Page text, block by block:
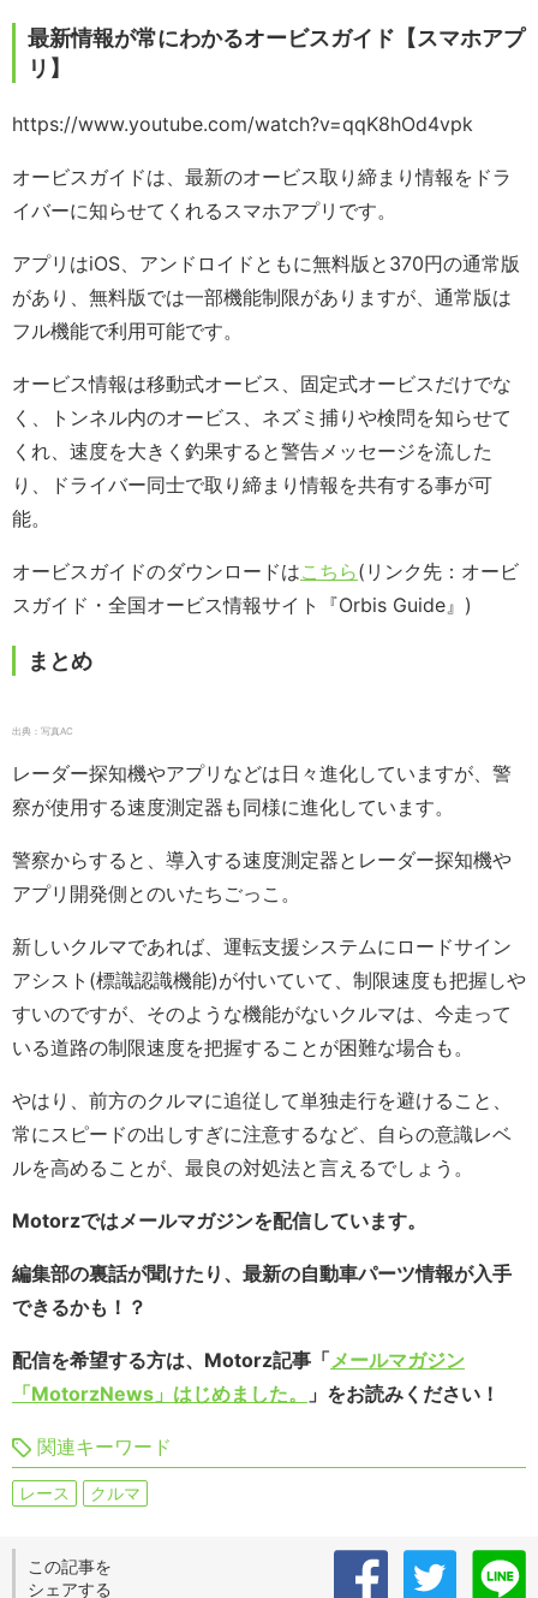
最新情報が常にわかるオービスガイド【スマホアプ
リ】
https://www.youtube.com/watch?v=qqK8hOd4vpk
オービスガイドは、最新のオービス取り締まり情報をドラ
イバーに知らせてくれるスマホアプリです。
アプリはiOS、アンドロイドともに無料版と370円の通常版
があり、無料版では一部機能制限がありますが、通常版は
フル機能で利用可能です。
オービス情報は移動式オービス、固定式オービスだけでな
く、トンネル内のオービス、ネズミ捕りや検問を知らせて
くれ、速度を大きく釣果すると警告メッセージを流した
り、ドライバー同士で取り締まり情報を共有する事が可
能。
オービスガイドのダウンロードはこちら(リンク先：オービ
スガイド・全国オービス情報サイト『Orbis Guide』)
まとめ
出典：写真AC
レーダー探知機やアプリなどは日々進化していますが、警
察が使用する速度測定器も同様に進化しています。
警察からすると、導入する速度測定器とレーダー探知機や
アプリ開発側とのいたちごっこ。
新しいクルマであれば、運転支援システムにロードサイン
アシスト(標識認識機能)が付いていて、制限速度も把握しや
すいのですが、そのような機能がないクルマは、今走って
いる道路の制限速度を把握することが困難な場合も。
やはり、前方のクルマに追従して単独走行を避けること、
常にスピードの出しすぎに注意するなど、自らの意識レベ
ルを高めることが、最良の対処法と言えるでしょう。
Motorzではメールマガジンを配信しています。
編集部の裏話が聞けたり、最新の自動車パーツ情報が入手
できるかも！？
配信を希望する方は、Motorz記事「メールマガジン
「MotorzNews」はじめました。
」をお読みください！
関連キーワード
レース クルマ
この記事を
シェアする